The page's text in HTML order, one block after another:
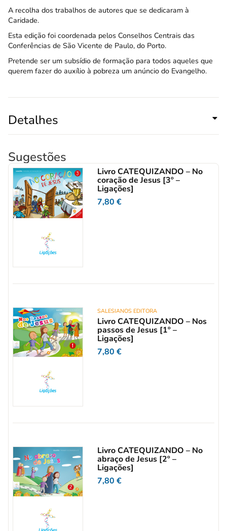
A recolha dos trabalhos de autores que se dedicaram à
Caridade.
Esta edição foi coordenada pelos Conselhos Centrais das
Conferências de São Vicente de Paulo, do Porto.
Pretende ser um subsídio de formação para todos aqueles que
querem fazer do auxílio à pobreza um anúncio do Evangelho.
Detalhes
Sugestões
Livro CATEQUIZANDO – No
coração de Jesus [3º –
Ligações]
7,80€
SALESIANOS EDITORA
Livro CATEQUIZANDO – Nos
passos de Jesus [1º –
Ligações]
7,80€
Livro CATEQUIZANDO – No
abraço de Jesus [2º –
Ligações]
7,80€